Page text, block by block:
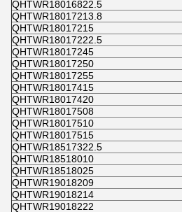
QHTWR18016822.5
QHTWR18017213.8
QHTWR18017215
QHTWR18017222.5
QHTWR18017245
QHTWR18017250
QHTWR18017255
QHTWR18017415
QHTWR18017420
QHTWR18017508
QHTWR18017510
QHTWR18017515
QHTWR18517322.5
QHTWR18518010
QHTWR18518025
QHTWR19018209
QHTWR19018214
QHTWR19018222